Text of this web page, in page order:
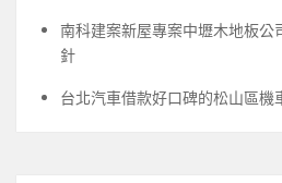
南科建案新屋專案中壢木地板公
針
台北汽車借款好口碑的松山區